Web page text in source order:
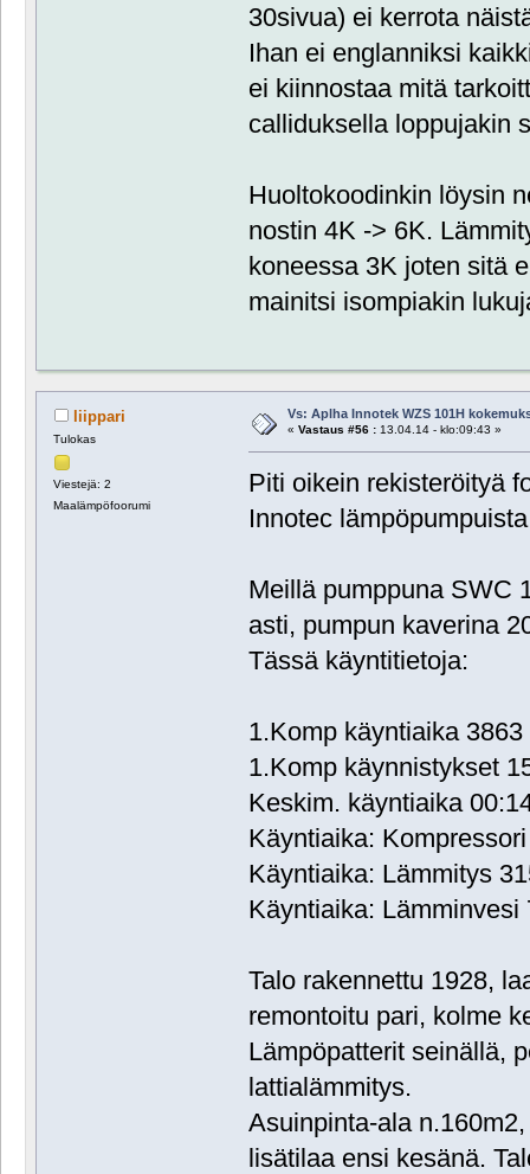
30sivua) ei kerrota
Ihan ei englanniksi
ei kiinnostaa mitä
calliduksella loppujakin
Huoltokoodinkin löysin
nostin 4K -> 6K.
koneessa 3K joten sitä
mainitsi isompiakin
liippari
Tulokas
Viestejä: 2
Maalämpöfoorumi
Vs: Aplha Innotek WZS 101H
« Vastaus #56 :13.04.14 - klo:09:43 »
Piti oikein rekisteröityä
Innotec
Meillä pumppuna SWC
asti, pumpun kaverina
Tässä käyntitietoja:
1.Komp käyntiaika 3863
1.Komp käynnistykset
Keskim. käyntiaika
Käyntiaika:
Käyntiaika: Lämmitys
Käyntiaika: Lämminvesi
Talo rakennettu 1928,
remontoitu pari, kolme
Lämpöpatterit seinällä,
lattialämmitys.
Asuinpinta-ala
lisätilaa ensi kesänä.